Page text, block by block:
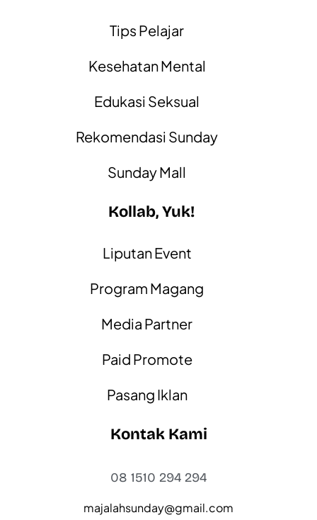
Tips Pelajar
Kesehatan Mental
Edukasi Seksual
Rekomendasi Sunday
Sunday Mall
Kollab, Yuk!
Liputan Event
Program Magang
Media Partner
Paid Promote
Pasang Iklan
Kontak Kami
08 1510 294 294
majalahsunday@gmail.com